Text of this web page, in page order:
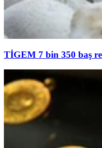
TİGEM 7 bin 350 baş